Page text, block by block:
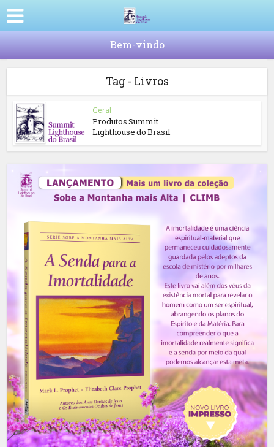
Bem-vindo
Tag - Livros
Geral
Produtos Summit
Lighthouse do Brasil